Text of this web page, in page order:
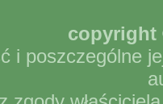
copyright
i poszczególne